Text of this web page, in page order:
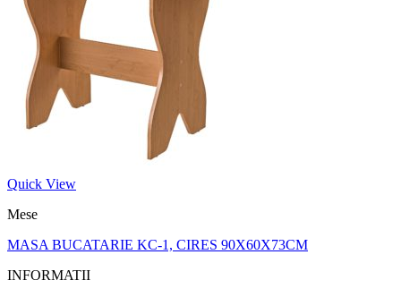
Quick View
Mese
MASA BUCATARIE KC-1, CIRES 90X60X73CM
INFORMATII